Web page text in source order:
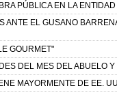
PÚBLICA EN LA ENTIDAD
ANTE EL GUSANO
GOURMET"
DEL MES DEL ABUELO
MAYORMENTE DE EE.